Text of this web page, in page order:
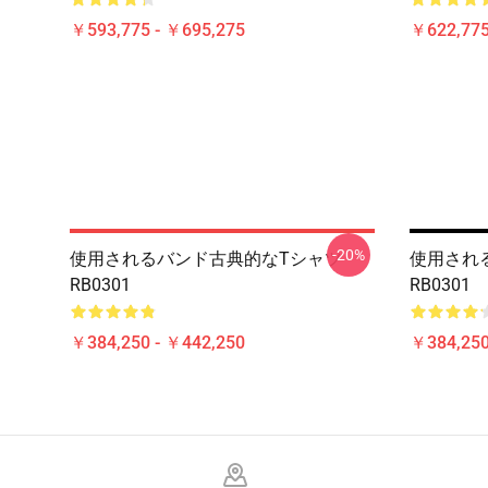
￥593,775 - ￥695,275 ￥
使用されるバンド古典的なTシャツ
RB0301
￥384,250 - ￥442,250
-20%
使用され
RB0301
￥